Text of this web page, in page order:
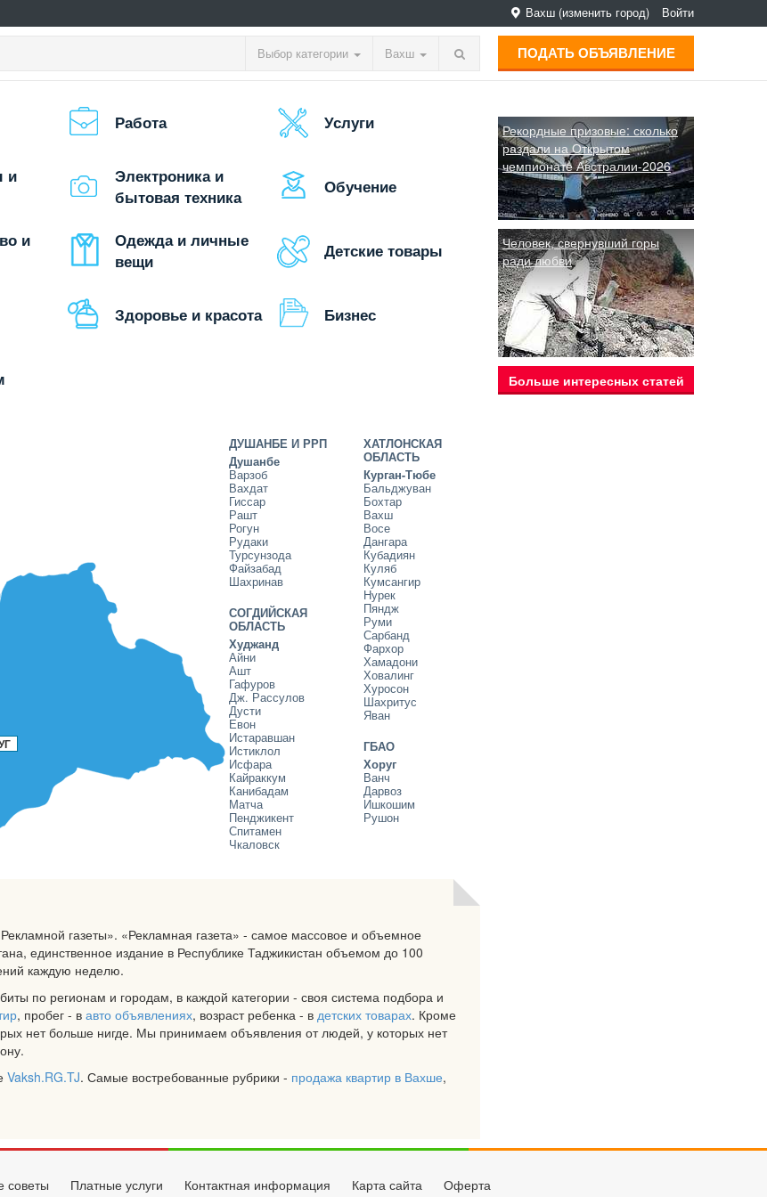
Вахш (изменить город) Войти
Выбор категории Вахш ПОДАТЬ ОБЪЯВЛЕНИЕ
Работа Услуги
и
Электроника и
бытовая техника
Обучение
и
Одежда и личные
вещи
Детские товары
Здоровье и красота Бизнес
ДУШАНБЕ И РРП
Душанбе
Варзоб
Вахдат
Гиссар
Рашт
Рогун
Рудаки
Турсунзода
Файзабад
Шахринав
СОГДИЙСКАЯ
ОБЛАСТЬ
Худжанд
Айни
Ашт
Гафуров
Дж. Рассулов
Дусти
Евон
Истаравшан
Истиклол
Исфара
Кайраккум
Канибадам
Матча
Пенджикент
Спитамен
Чкаловск
ХАТЛОНСКАЯ
ОБЛАСТЬ
Курган-Тюбе
Бальджуван
Бохтар
Вахш
Восе
Дангара
Кубадиян
Куляб
Кумсангир
Нурек
Пяндж
Руми
Сарбанд
Фархор
Хамадони
Ховалинг
Хуросон
Шахритус
Яван
ГБАО
Хоруг
Ванч
Дарвоз
Ишкошим
Рушон
газеты». «Рекламная газета» - самое массовое и объемное
единственное издание в Республике Таджикистан объемом до 100
каждую неделю.
по регионам и городам, в каждой категории - своя система подбора и
, пробег - в авто объявлениях, возраст ребенка - в детских товарах. Кроме
нет больше нигде. Мы принимаем объявления от людей, у которых нет
Vaksh.RG.TJ. Самые востребованные рубрики - продажа квартир в Вахше,
Рекордные призовые: сколько
раздали на Открытом
чемпионате Австралии-2026
Человек, свернувший горы
ради любви
Больше интересных статей
советы Платные услуги Контактная информация Карта сайта Оферта